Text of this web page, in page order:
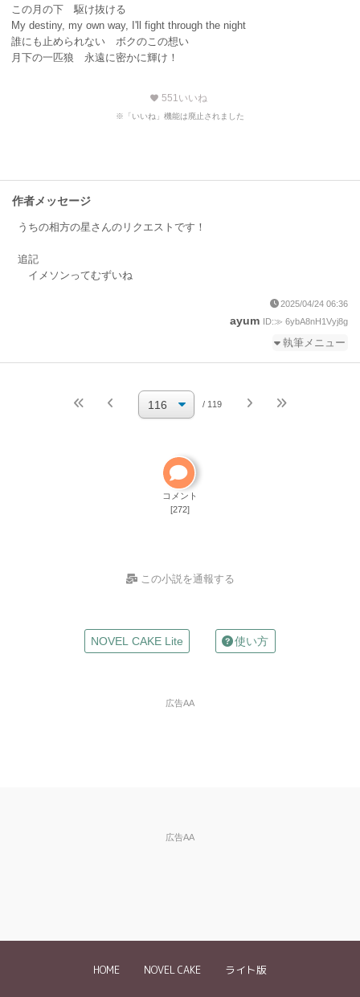
この月の下 駆け抜ける
My destiny, my own way, I'll fight through the night
誰にも止められない ボクのこの想い
月下の一匹狼 永遠に密かに輝け！
favorite 551 いいね
※「いいね」機能は廃止されました
作者メッセージ
うちの相方の星さんのリクエストです！
追記
イメソンってむずいね
2025/04/24 06:36
ayum ID:≫ 6ybA8nH1Vyj8g
執筆メニュー
続きを執筆
/ 119
コメント
[272]
この小説を通報する
※入力した場合は確認メールが自動返信されます
写が含まれていました
・「〇〇」という作品の盗作と思われます。登場人物の名前を
NOVEL CAKE Lite 使い方
広告AA
広告AA
HOME NOVEL CAKE ライト版